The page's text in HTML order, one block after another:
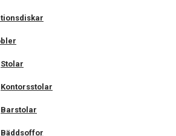
Stolar
Kontorsstolar
Barstolar
Bäddsoffor